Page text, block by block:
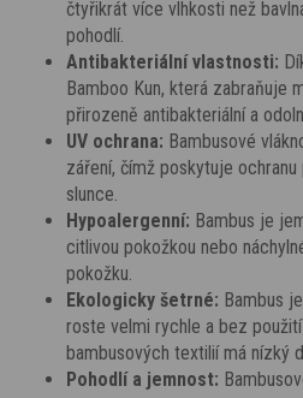
čtyřikrát více vlhkosti než
pohodlí.
Antibakteriální vlastnosti:
Bamboo Kun, která zabraňuje
přirozeně antibakteriální a
UV ochrana: Bambusové
záření, čímž poskytuje
slunce.
Hypoalergenní: Bambus je
citlivou pokožkou nebo
pokožku.
Ekologicky šetrné: Bambus
roste velmi rychle a bez
bambusových textilií má nízký
Pohodlí a jemnost: